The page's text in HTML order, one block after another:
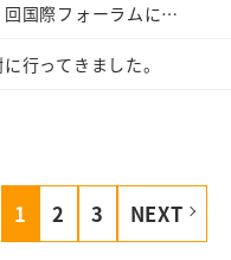
回国際フォーラムに…
行ってきました。
1 2 3 NEXT